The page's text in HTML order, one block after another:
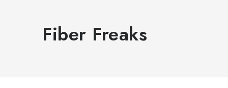
Fiber Freaks